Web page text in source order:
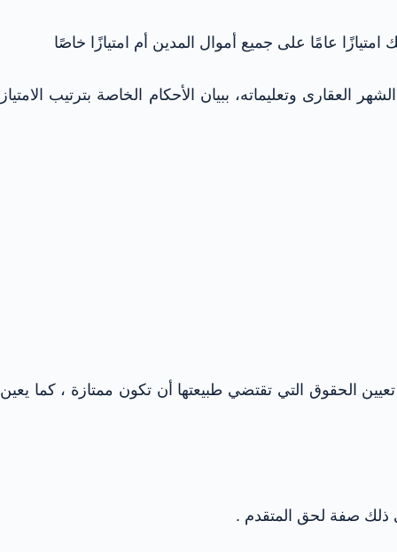
عامًا على جميع أموال المدين أم امتيازًا خاصًا
وتعليماته، ببيان الأحكام الخاصة بترتيب الامتياز
الحقوق التي تقتضي طبيعتها أن تكون ممتازة ، كما يعين
ذلك صفة لحق المتقدم .